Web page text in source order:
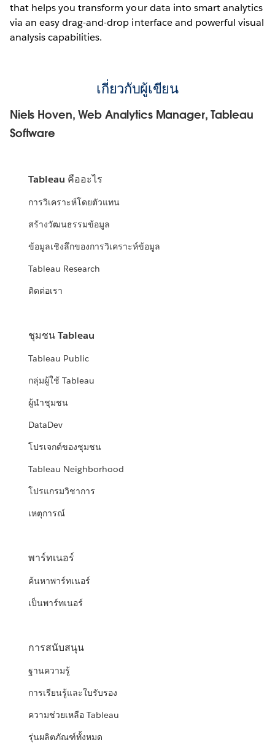
that helps you transform your data into smart analytics
via an easy drag-and-drop interface and powerful visual
analysis capabilities.
เกี่ยวกับผู้เขียน
Niels Hoven, Web Analytics Manager, Tableau
Software
Tableau คืออะไร
การวิเคราะห์โดยตัวแทน
สร้างวัฒนธรรมข้อมูล
ข้อมูลเชิงลึกของการวิเคราะห์ข้อมูล
Tableau Research
ติดต่อเรา
ชุมชน Tableau
Tableau Public
กลุ่มผู้ใช้ Tableau
ผู้นำชุมชน
DataDev
โปรเจกต์ของชุมชน
Tableau Neighborhood
โปรแกรมวิชาการ
เหตุการณ์
พาร์ทเนอร์
ค้นหาพาร์ทเนอร์
เป็นพาร์ทเนอร์
การสนับสนุน
ฐานความรู้
การเรียนรู้และใบรับรอง
ความช่วยเหลือ Tableau
รุ่นผลิตภัณฑ์ทั้งหมด